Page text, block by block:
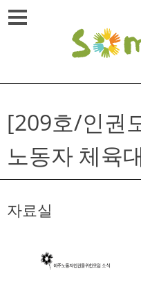
Skip
to
[209호/인권
노동자 체육
자료실